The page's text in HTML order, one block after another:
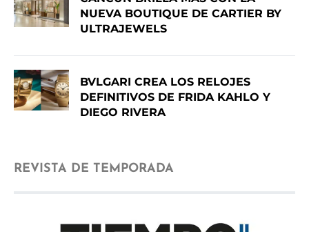
NUEVA BOUTIQUE DE CARTIER BY
ULTRAJEWELS
BVLGARI CREA LOS RELOJES
DEFINITIVOS DE FRIDA KAHLO Y
DIEGO RIVERA
REVISTA DE TEMPORADA